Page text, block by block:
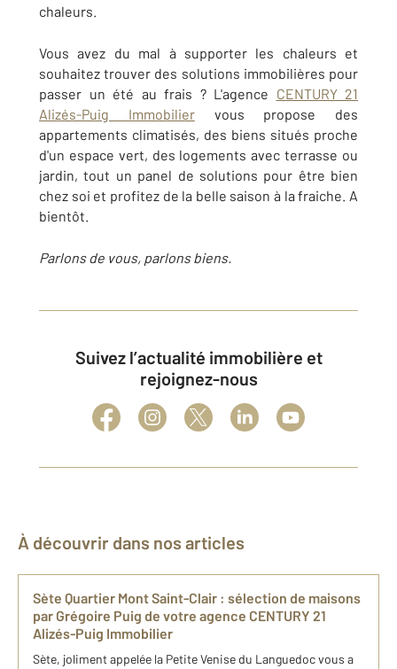
chaleurs.
Vous avez du mal à supporter les chaleurs et
souhaitez trouver des solutions immobilières pour
passer un été au frais ? L'agence CENTURY 21
Alizés-Puig Immobiliervous propose des
appartements climatisés, des biens situés proche
d'un espace vert, des logements avec terrasse ou
jardin, tout un panel de solutions pour être bien
chez soi et profitez de la belle saison à la fraiche. A
bientôt.
Parlons de vous, parlons biens.
Suivez l’actualité immobilière et
rejoignez-nous
À découvrir dans nos articles
Sète Quartier Mont Saint-Clair : sélection de maisons
par Grégoire Puig de votre agence CENTURY 21
Alizés-Puig Immobilier
Sète, joliment appelée la Petite Venise du Languedoc vous a